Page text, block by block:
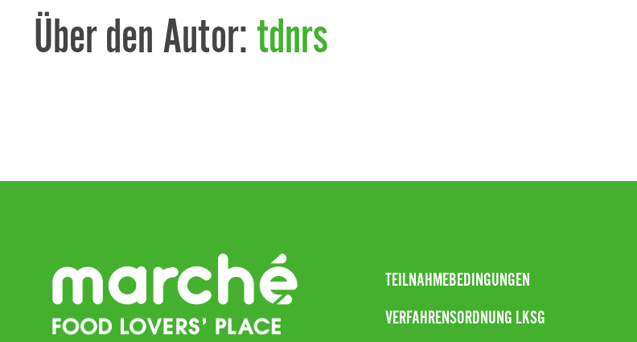
Über den Autor: tdnrs
TEILNAHMEBEDINGUNGEN
VERFAHRENSORDNUNG LKSG